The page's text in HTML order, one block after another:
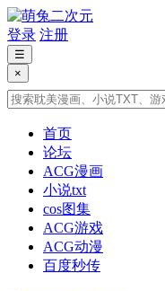
登录 注册
☰
×
首页
论坛
ACG漫画
小说txt
cos图集
ACG游戏
ACG动漫
百度秒传